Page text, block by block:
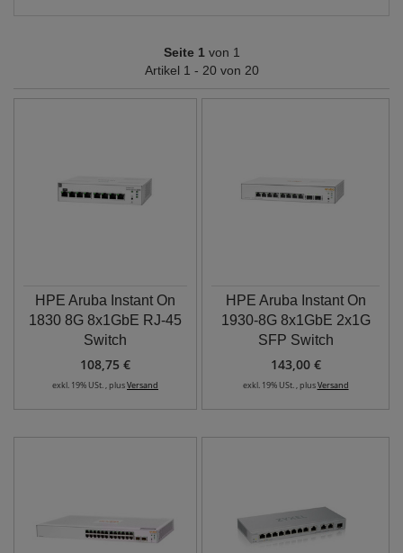
Seite 1 von 1
Artikel 1 - 20 von 20
HPE Aruba Instant On
1830 8G 8x1GbE RJ-45
Switch
108,75 €
exkl. 19% USt. , plusVersand
HPE Aruba Instant On
1930-8G 8x1GbE 2x1G
SFP Switch
143,00 €
exkl. 19% USt. , plusVersand